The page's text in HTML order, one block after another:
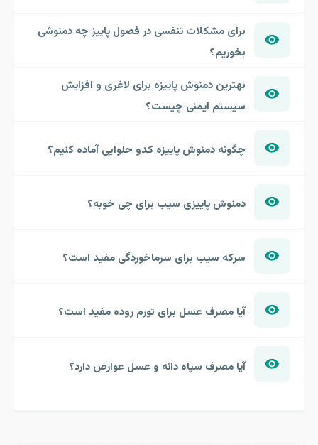
برای مشکلات تنفسی در فصول پاییز چه دمنوشی
بخوریم؟
بهترین دمنوش پاییزه برای لاغری و افزایش
سیستم ایمنی چیست؟
چگونه دمنوش پاییزه کدو حلوایی آماده کنیم؟
دمنوش پاییزی سیب برای چی خوبه؟
سرکه سیب برای سرماخوردگی مفید است؟
آیا مصرف عسل برای تورم روده مفید است؟
آیا مصرف سیاه دانه و عسل عوارض دارد؟